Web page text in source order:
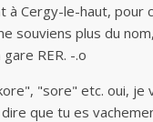
à Cergy-le-haut, pour
souviens plus du
RER. -.o
"sore" etc. oui, je
que tu es